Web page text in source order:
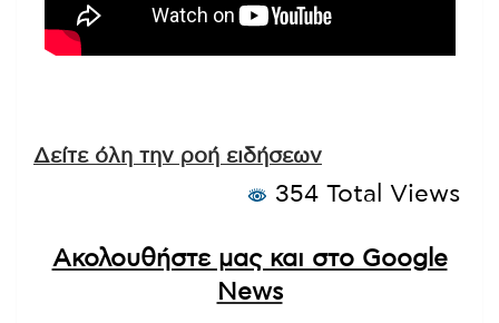
Δείτε όλη την ροή ειδήσεων
354 Total Views
Ακολουθήστε μας και στο Google
News